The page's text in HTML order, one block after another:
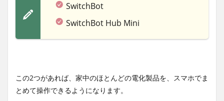
SwitchBot
SwitchBot Hub Mini
この2つがあれば、家中のほとんどの電化製品を、スマホでま
とめて操作できるようになります。